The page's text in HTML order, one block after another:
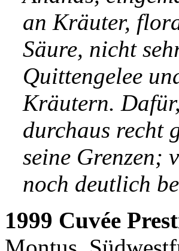
an Kräuter,
Säure, nicht
Quittengelee
Kräutern.
durchaus recht
seine Grenzen;
noch deutlich
1999 Cuvée